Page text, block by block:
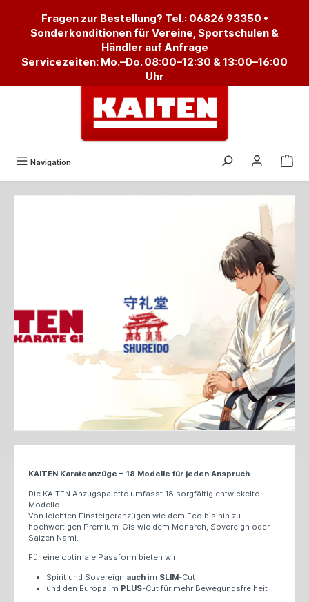
Fragen zur Bestellung? Tel.: 06826 93350 •
Sonderkonditionen für Vereine, Sportschulen &
Händler auf Anfrage
Servicezeiten: Mo.–Do. 08:00–12:30 & 13:00–16:00
Uhr
Navigation
KAITEN Karateanzüge – 18 Modelle für jeden Anspruch
Die KAITEN Anzugspalette umfasst 18 sorgfältig entwickelte
Modelle.
Von leichten Einsteigeranzügen wie dem Eco bis hin zu
hochwertigen Premium-Gis wie dem Monarch, Sovereign oder
Saizen Nami.
Für eine optimale Passform bieten wir:
Spirit und Sovereign auch im SLIM-Cut
und den Europa im PLUS-Cut für mehr Bewegungsfreiheit